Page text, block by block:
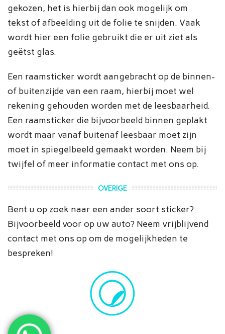
gekozen, het is hierbij dan ook mogelijk om
tekst of afbeelding uit de folie te snijden. Vaak
wordt hier een folie gebruikt die er uit ziet als
geëtst glas.
Een raamsticker wordt aangebracht op de binnen-
of buitenzijde van een raam, hierbij moet wel
rekening gehouden worden met de leesbaarheid.
Een raamsticker die bijvoorbeeld binnen geplakt
wordt maar vanaf buitenaf leesbaar moet zijn
moet in spiegelbeeld gemaakt worden. Neem bij
twijfel of meer informatie contact met ons op.
OVERIGE
Bent u op zoek naar een ander soort sticker?
Bijvoorbeeld voor op uw auto? Neem vrijblijvend
contact met ons op om de mogelijkheden te
bespreken!